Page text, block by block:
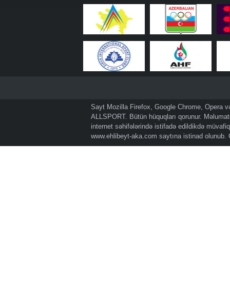
Sayt Mozilla Firefox, Google Chrome, Opera
ALLSPORT. Bütün hüquqları qorunur.
internet səhifələrində istifadə edildikdə
www.ehlibeyt-aka.com saytına istinad olunub.